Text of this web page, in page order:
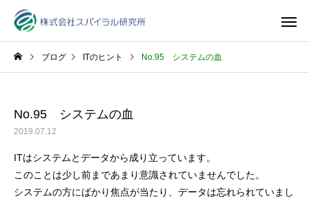
ブログ ITのヒント No.95 システムの血
No.95 システムの血
2019.07.12
ITはシステムとデータから成り立っています。
このことは少し前まであまり意識されていませんでした。
システムの方にばかり焦点が当たり、データは忘れられていまし